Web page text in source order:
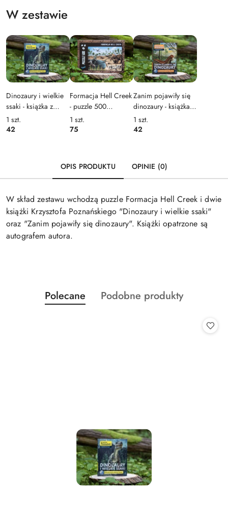
W zestawie
Dinozaury i wielkie
ssaki - książka z
autografem autora
1 szt.
42
Formacja Hell Creek
- puzzle 500
elementów
1 szt.
75
Zanim pojawiły się
dinozaury - książka z
autografem autora
1 szt.
42
OPIS PRODUKTU OPINIE (0)
W skład zestawu wchodzą puzzle Formacja Hell Creek i dwie
książki Krzysztofa Poznańskiego "Dinozaury i wielkie ssaki"
oraz "Zanim pojawiły się dinozaury". Książki opatrzone są
autografem autora.
Pomiń karuzelę produktów
Produkty
o
Polecane
Produkty
Podobne produkty